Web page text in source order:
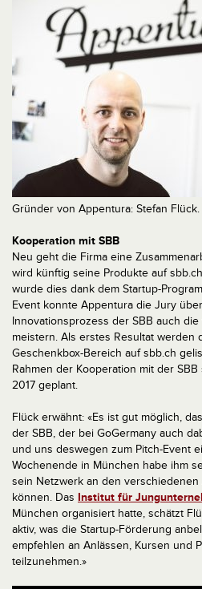
Gründer von Appentura: Stefan Flück.
Kooperation mit SBB
Neu geht die Firma eine
wird künftig seine Produkte auf
wurde dies dank dem Startup-
Event konnte Appentura die Jury
Innovationsprozess der SBB auch
meistern. Als erstes Resultat werden
Geschenkbox-Bereich auf sbb.ch
Rahmen der Kooperation mit der
2017 geplant.
Flück erwähnt: «Es ist gut möglich,
der SBB, der bei GoGermany auch
und uns deswegen zum Pitch-Event
Wochenende in München habe ihm
sein Netzwerk an den
können. Das Institut für
München organisiert hatte, schätzt
aktiv, was die Startup-Förderung
empfehlen an Anlässen, Kursen und
teilzunehmen.»